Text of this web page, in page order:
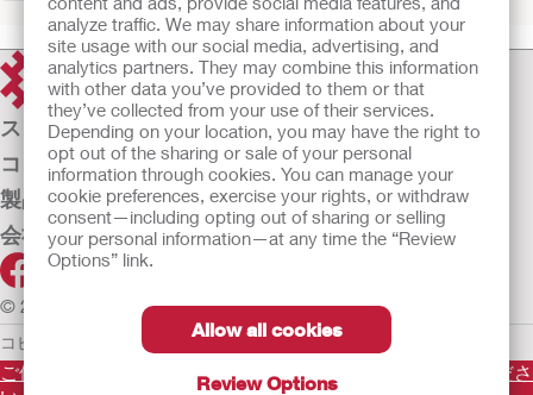
analyze traffic. We may share information about your
site usage with our social media, advertising, and
analytics partners. They may combine this information
with other data you’ve provided to them or that
they’ve collected from your use of their services.
Depending on your location, you may have the right to
opt out of the sharing or sale of your personal
information through cookies. You can manage your
cookie preferences, exercise your rights, or withdraw
consent—including opting out of sharing or selling
your personal information—at any time the “Review
Options” link.
Allow all cookies
Review Options
ストーマケア
コンチネンスケア
製品
会社案内
© 2026 Hollister Incorporated
コピーライト／免責条項 個人情報保護ポリシー
ご使用に際しては使用説明書をよく読み、正しくお使いくださ